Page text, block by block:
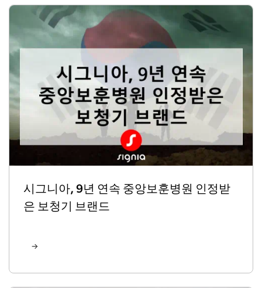
시그니아, 9년 연속 중앙보훈병원 인정받
은 보청기 브랜드